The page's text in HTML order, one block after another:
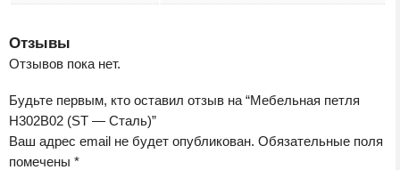
Отзывы
Отзывов пока нет.
Будьте первым, кто оставил отзыв на “Мебельная петля
H302B02 (ST — Сталь)”
Ваш адрес email не будет опубликован. Обязательные поля
помечены *